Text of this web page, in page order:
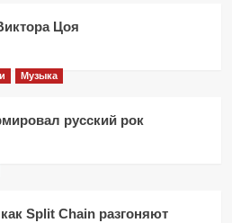
Цоя
Музыка
русский рок
Split Chain разгоняют